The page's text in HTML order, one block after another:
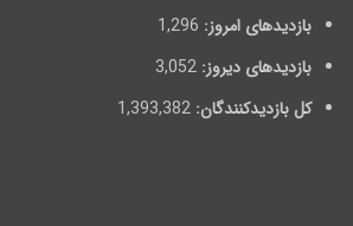
بازدیدهای امروز: 1,296
بازدیدهای دیروز: 3,052
کل بازدیدکنند‌گان: 1,393,382